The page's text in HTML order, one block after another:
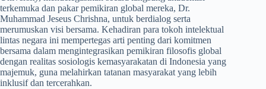
terkemuka dan pakar pemikiran global mereka, Dr.
Muhammad Jeseus Chrishna, untuk berdialog serta
merumuskan visi bersama. Kehadiran para tokoh intelektual
lintas negara ini mempertegas arti penting dari komitmen
bersama dalam mengintegrasikan pemikiran filosofis global
dengan realitas sosiologis kemasyarakatan di Indonesia yang
majemuk, guna melahirkan tatanan masyarakat yang lebih
inklusif dan tercerahkan.